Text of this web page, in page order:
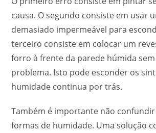
causa. O segundo consiste em usar
demasiado impermeável para
terceiro consiste em colocar um
forro à frente da parede húmida
problema. Isto pode esconder os
humidade continua por trás.
Também é importante não
formas de humidade. Uma solução